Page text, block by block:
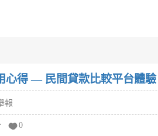
心得 — 民間貸款比較平台體驗
報
0